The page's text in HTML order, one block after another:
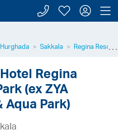
Zavolejte
Moje
⋯
Hurghada Sakkala Regina Resort
Regina
(ex ZYA
Aqua Park)